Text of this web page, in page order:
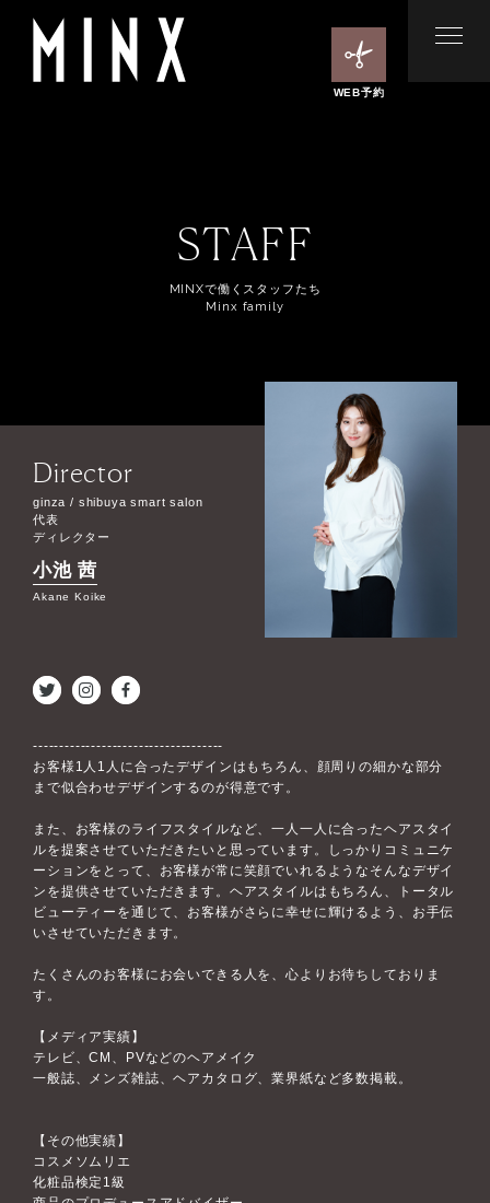
WEB予約
STAFF
MINXで働くスタッフたち
Minx family
Director
ginza / shibuya smart salon
代表
ディレクター
小池 茜
Akane Koike
------------------------------------
お客様1人1人に合ったデザインはもちろん、顔周りの細かな部分
まで似合わせデザインするのが得意です。
また、お客様のライフスタイルなど、一人一人に合ったヘアスタイ
ルを提案させていただきたいと思っています。しっかりコミュニケ
ーションをとって、お客様が常に笑顔でいれるようなそんなデザイ
ンを提供させていただきます。ヘアスタイルはもちろん、トータル
ビューティーを通じて、お客様がさらに幸せに輝けるよう、お手伝
いさせていただきます。
たくさんのお客様にお会いできる人を、心よりお待ちしておりま
す。
【メディア実績】
テレビ、CM、PVなどのヘアメイク
一般誌、メンズ雑誌、ヘアカタログ、業界紙など多数掲載。
【その他実績】
コスメソムリエ
化粧品検定1級